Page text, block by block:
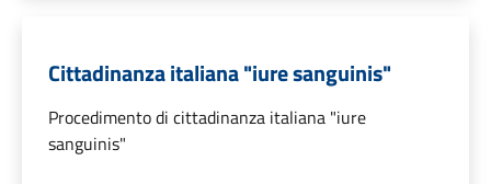
Cittadinanza italiana "iure sanguinis"
Procedimento di cittadinanza italiana "iure
sanguinis"